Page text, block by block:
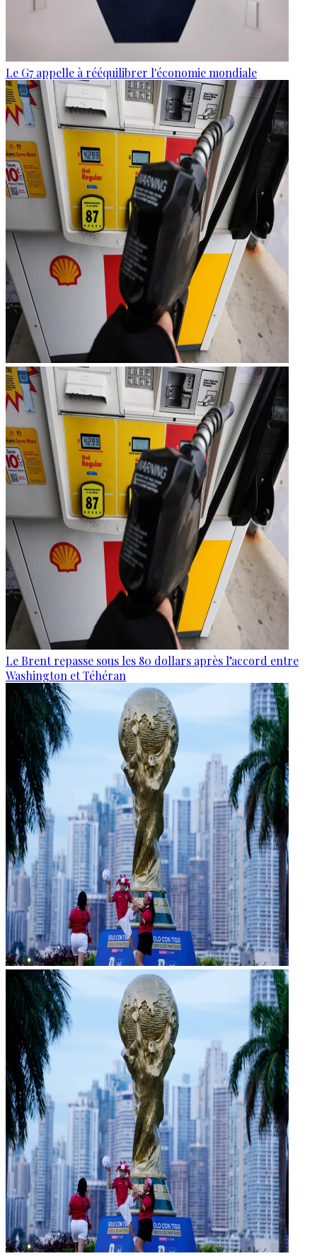
Le G7 appelle à rééquilibrer l'économie mondiale
Le Brent repasse sous les 80 dollars après l’accord entre
Washington et Téhéran